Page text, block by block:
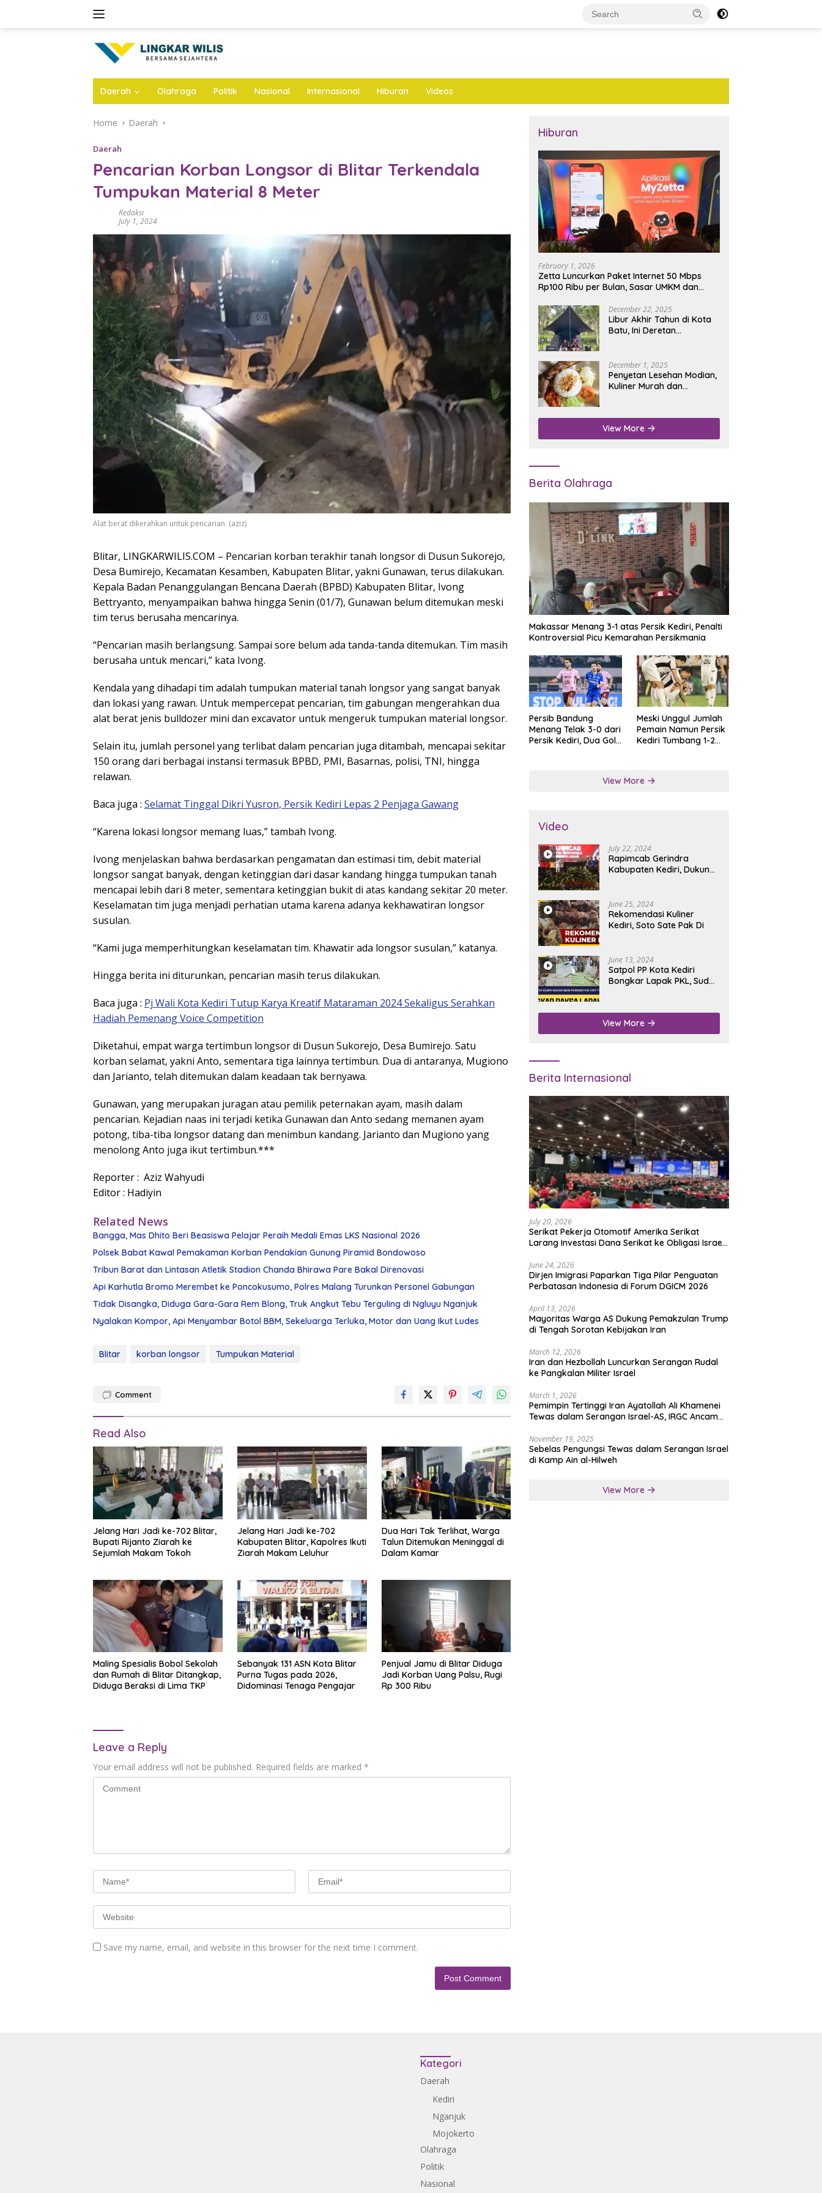
Daerah Olahraga Politik Nasional Internasional Hiburan Videos
Home Daerah
Daerah
Pencarian Korban Longsor di Blitar Terkendala
Tumpukan Material 8 Meter
Redaksi
July 1, 2024
Alat berat dikerahkan untuk pencarian. (aziz)
Blitar, LINGKARWILIS.COM – Pencarian korban terakhir tanah longsor di Dusun Sukorejo,
Desa Bumirejo, Kecamatan Kesamben, Kabupaten Blitar, yakni Gunawan, terus dilakukan.
Kepala Badan Penanggulangan Bencana Daerah (BPBD) Kabupaten Blitar, Ivong
Bettryanto, menyampaikan bahwa hingga Senin (01/7), Gunawan belum ditemukan meski
tim terus berusaha mencarinya.
“Pencarian masih berlangsung. Sampai sore belum ada tanda-tanda ditemukan. Tim masih
berusaha untuk mencari,” kata Ivong.
Kendala yang dihadapi tim adalah tumpukan material tanah longsor yang sangat banyak
dan lokasi yang rawan. Untuk mempercepat pencarian, tim gabungan mengerahkan dua
alat berat jenis bulldozer mini dan excavator untuk mengeruk tumpukan material longsor.
Selain itu, jumlah personel yang terlibat dalam pencarian juga ditambah, mencapai sekitar
150 orang dari berbagai instansi termasuk BPBD, PMI, Basarnas, polisi, TNI, hingga
relawan.
Baca juga : Selamat Tinggal Dikri Yusron, Persik Kediri Lepas 2 Penjaga Gawang
“Karena lokasi longsor memang luas,” tambah Ivong.
Ivong menjelaskan bahwa berdasarkan pengamatan dan estimasi tim, debit material
longsor sangat banyak, dengan ketinggian dari dasar kandang hingga tumpukan tanah
mencapai lebih dari 8 meter, sementara ketinggian bukit di atas kandang sekitar 20 meter.
Keselamatan tim juga menjadi perhatian utama karena adanya kekhawatiran longsor
susulan.
“Kami juga memperhitungkan keselamatan tim. Khawatir ada longsor susulan,” katanya.
Hingga berita ini diturunkan, pencarian masih terus dilakukan.
Baca juga : Pj Wali Kota Kediri Tutup Karya Kreatif Mataraman 2024 Sekaligus Serahkan
Hadiah Pemenang Voice Competition
Diketahui, empat warga tertimbun longsor di Dusun Sukorejo, Desa Bumirejo. Satu
korban selamat, yakni Anto, sementara tiga lainnya tertimbun. Dua di antaranya, Mugiono
dan Jarianto, telah ditemukan dalam keadaan tak bernyawa.
Gunawan, yang merupakan juragan atau pemilik peternakan ayam, masih dalam
pencarian. Kejadian naas ini terjadi ketika Gunawan dan Anto sedang memanen ayam
potong, tiba-tiba longsor datang dan menimbun kandang. Jarianto dan Mugiono yang
menolong Anto juga ikut tertimbun.***
Reporter : Aziz Wahyudi
Editor : Hadiyin
Related News
Bangga, Mas Dhito Beri Beasiswa Pelajar Peraih Medali Emas LKS Nasional 2026
Polsek Babat Kawal Pemakaman Korban Pendakian Gunung Piramid Bondowoso
Tribun Barat dan Lintasan Atletik Stadion Chanda Bhirawa Pare Bakal Direnovasi
Api Karhutla Bromo Merembet ke Poncokusumo, Polres Malang Turunkan Personel Gabungan
Tidak Disangka, Diduga Gara-Gara Rem Blong, Truk Angkut Tebu Terguling di Ngluyu Nganjuk
Nyalakan Kompor, Api Menyambar Botol BBM, Sekeluarga Terluka, Motor dan Uang Ikut Ludes
Blitar korban longsor Tumpukan Material
Comment
Read Also
Jelang Hari Jadi ke-702 Blitar,
Bupati Rijanto Ziarah ke
Sejumlah Makam Tokoh
Jelang Hari Jadi ke-702
Kabupaten Blitar, Kapolres Ikuti
Ziarah Makam Leluhur
Dua Hari Tak Terlihat, Warga
Talun Ditemukan Meninggal di
Dalam Kamar
Maling Spesialis Bobol Sekolah
dan Rumah di Blitar Ditangkap,
Diduga Beraksi di Lima TKP
Sebanyak 131 ASN Kota Blitar
Purna Tugas pada 2026,
Didominasi Tenaga Pengajar
Penjual Jamu di Blitar Diduga
Jadi Korban Uang Palsu, Rugi
Rp 300 Ribu
Leave a Reply
Your email address will not be published. Required fields are marked *
Save my name, email, and website in this browser for the next time I comment.
Hiburan
February 1, 2026
Zetta Luncurkan Paket Internet 50 Mbps
Rp100 Ribu per Bulan, Sasar UMKM dan
December 22, 2025
Libur Akhir Tahun di Kota
Batu, Ini Deretan
December 1, 2025
Penyetan Lesehan Modian,
Kuliner Murah dan
Nganjuk
View More
Berita Olahraga
Makassar Menang 3-1 atas Persik Kediri, Penalti
Kontroversial Picu Kemarahan Persikmania
Persib Bandung
Menang Telak 3-0 dari
Persik Kediri, Dua Gol
Meski Unggul Jumlah
Pemain Namun Persik
Kediri Tumbang 1-2
View More
Video
July 22, 2024
Rapimcab Gerindra
Kabupaten Kediri, Dukung
June 25, 2024
Rekomendasi Kuliner
Kediri, Soto Sate Pak Di
June 13, 2024
Satpol PP Kota Kediri
Bongkar Lapak PKL, Sudah
View More
Berita Internasional
July 20, 2026
Serikat Pekerja Otomotif Amerika Serikat
Larang Investasi Dana Serikat ke Obligasi Israel,
June 24, 2026
Dirjen Imigrasi Paparkan Tiga Pilar Penguatan
Perbatasan Indonesia di Forum DGICM 2026
April 13, 2026
Mayoritas Warga AS Dukung Pemakzulan Trump
di Tengah Sorotan Kebijakan Iran
March 12, 2026
Iran dan Hezbollah Luncurkan Serangan Rudal
ke Pangkalan Militer Israel
March 1, 2026
Pemimpin Tertinggi Iran Ayatollah Ali Khamenei
Tewas dalam Serangan Israel-AS, IRGC Ancam
November 19, 2025
Sebelas Pengungsi Tewas dalam Serangan Israel
di Kamp Ain al-Hilweh
View More
Kategori
Daerah
Kediri
Nganjuk
Mojokerto
Olahraga
Politik
Nasional